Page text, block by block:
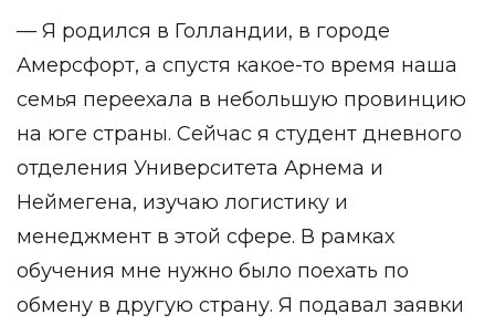
— Я родился в Голландии, в городе
Амерсфорт, а спустя какое-то время наша
семья переехала в небольшую провинцию
на юге страны. Сейчас я студент дневного
отделения Университета Арнема и
Неймегена, изучаю логистику и
менеджмент в этой сфере. В рамках
обучения мне нужно было поехать по
обмену в другую страну. Я подавал заявки